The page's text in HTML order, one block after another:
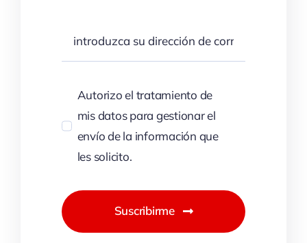
Autorizo el tratamiento de
mis datos para gestionar el
envío de la información que
les solicito.
Suscribirme